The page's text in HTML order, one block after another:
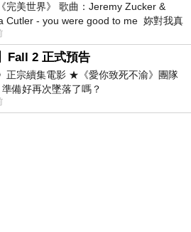
完美世界》 歌曲：Jeremy Zucker &
Cutler - you were good to me 妳對我真
Fall 2 正式預告
正宗續集電影 ★《愛你致死不渝》團隊
備好再次墜落了嗎？